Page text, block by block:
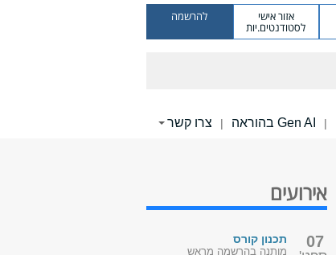
אזור אישי
לסטודנטים.יות
להרשמה
| Gen AI בהוראה | צרו קשר
אירועים
07 תכנון קורס
מותנה בהרשמה מראש